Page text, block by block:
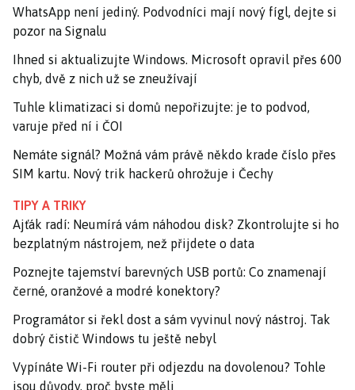
WhatsApp není jediný. Podvodníci mají nový fígl, dejte si
pozor na Signalu
Ihned si aktualizujte Windows. Microsoft opravil přes 600
chyb, dvě z nich už se zneužívají
Tuhle klimatizaci si domů nepořizujte: je to podvod,
varuje před ní i ČOI
Nemáte signál? Možná vám právě někdo krade číslo přes
SIM kartu. Nový trik hackerů ohrožuje i Čechy
TIPY A TRIKY
Ajťák radí: Neumírá vám náhodou disk? Zkontrolujte si ho
bezplatným nástrojem, než přijdete o data
Poznejte tajemství barevných USB portů: Co znamenají
černé, oranžové a modré konektory?
Programátor si řekl dost a sám vyvinul nový nástroj. Tak
dobrý čistič Windows tu ještě nebyl
Vypínáte Wi-Fi router při odjezdu na dovolenou? Tohle
jsou důvody, proč byste měli